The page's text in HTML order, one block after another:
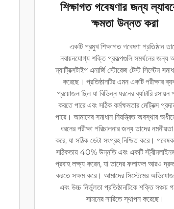
শিক্ষাগত গবেষণার জন্য
ক্ষমতা উন্নত করা
একটি প্রমুখ শিক্ষাগত গবেষণা প্রতিষ্ঠান
নবায়নযোগ্য শক্তি প্রকল্পগুলি সমর্থনের জন্য
ম্যাট্রিক্সটাইপ এনার্জি স্টোরেজ টেস্ট সিস্টেম
করেছে। প্রতিষ্ঠানটির এমন একটি পরীক্ষার
প্রয়োজন ছিল যা বিভিন্ন ধরনের ব্যাটারি রসায়ন
করতে পারে এবং সঠিক কর্মক্ষমতার মেট্রিক্স
পারে। আমাদের সমাধান নিয়ন্ত্রিত অবস্থার
ধরনের পরীক্ষা পরিচালনার জন্য তাদের
করে, যা সঠিক ডেটা সংগ্রহ নিশ্চিত করে।
সঠিকতায় 40% উন্নতি এবং একটি
প্রবাহ লক্ষ্য করেন, যা তাদের ফলাফল আরও
করতে সক্ষম করে। আমাদের সিস্টেমের
এবং উচ্চ নির্ভুলতা প্রতিষ্ঠানটিকে শক্তি সঞ্চয়
সামনের সারিতে স্থাপন করেছে।